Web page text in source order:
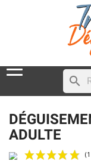
search
ADULTE